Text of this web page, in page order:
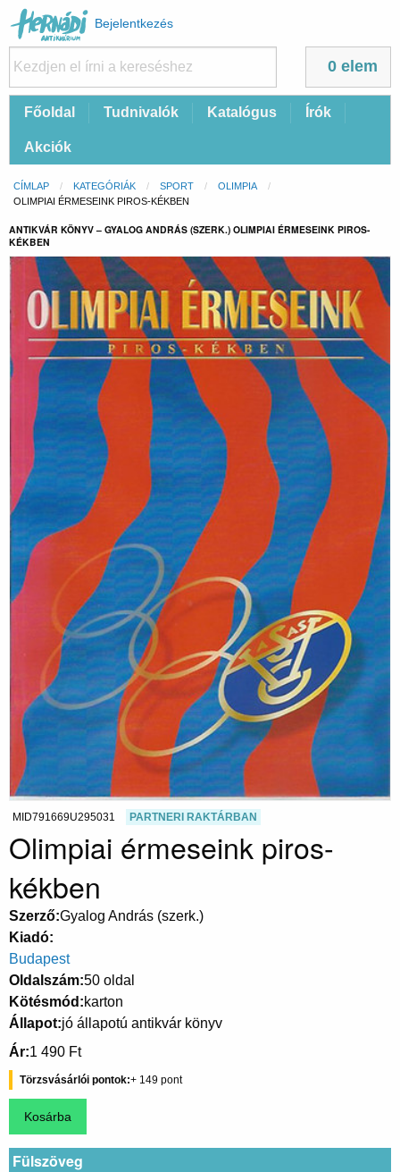
Felhasználói
fiók
menüje
Bejelentkezés
0 elem
FőFőoldal Tudnivalók Katalógus Írók
Akciók
Morzsa
CÍMLAP KATEGÓRIÁK SPORT
OLIMPIA
CURRENT:
OLIMPIAI ÉRMESEINK PIROS-KÉKBEN
ANTIKVÁR KÖNYV – GYALOG ANDRÁS (SZERK.) OLIMPIAI ÉRMESEINK PIROS-
KÉKBEN
MID791669U295031 PARTNERI RAKTÁRBAN
Olimpiai érmeseink piros-
kékben
Szerző Gyalog András (szerk.)
Kiadó
Budapest
Oldalszám 50 oldal
Kötésmód karton
Állapot jó állapotú antikvár könyv
Ár 1 490 Ft
Törzsvásárlói pontok 149
Fülszöveg